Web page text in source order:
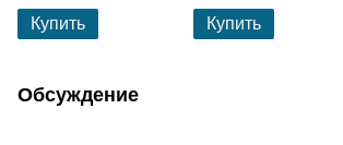
Купить Купить
Обсуждение